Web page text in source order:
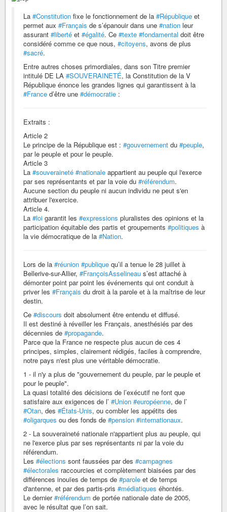
La #Constitution fixe le fonctionnement de la #République et
permet aux #Français de s’épanouir dans une #nation leur
assurant #liberté et #égalité. Ce #texte #fondamental doit être
considéré comme ce que nous, #citoyens, avons de plus
#sacré.
Entre autres choses primordiales, dans son Titre premier
intitulé DE LA #SOUVERAINETÉ, la Constitution de la V
République énonce les grandes lignes qui garantissent à la
#France d’être une #démocratie :
Extraits :
Article 2
Le principe de la République est : #gouvernement du #peuple,
par le peuple et pour le peuple.
Article 3
La #souveraineté #nationale appartient au peuple qui l'exerce
par ses représentants et par la voie du #référendum.
Aucune section du peuple ni aucun individu ne peut s'en
attribuer l'exercice.
Article 4.
La #loi garantit les #expressions pluralistes des opinions et la
participation équitable des partis et groupements #politiques à
la vie démocratique de la #Nation.
Lors de la #réunion #publique qu’il a tenue le 28 juillet à
Bellerive-sur-Allier, #FrançoisAsselineau s’est attaché à
démonter point par point les événements qui ont conduit à
priver les #Français du droit à la parole et à la maîtrise de leur
destin.
Ce #discours doit absolument être entendu et diffusé.
Il est destiné à réveiller les Français, anesthésiés par des
décennies de #propagande.
Parce que la France ne respecte plus aucun de ces 4
principes, simples, clairement rédigés, faciles à comprendre,
notre pays n'est plus une véritable démocratie.
1 - il n'y a plus de "gouvernement du peuple, par le peuple et
pour le peuple".
La quasi totalité des décisions de l’exécutif ne font que
satisfaire aux exigences de l’ #Union #européenne, de l’
#Otan, des #États-Unis, ou combler les appétits des
#oligarques ou des fonds de #pension #internationaux.
2 - La souveraineté nationale n'appartient plus au peuple, qui
ne l'exerce plus par ses représentants ni par la voie du
référendum.
Les #élections sont faussées par des #campagnes
#électorales raccourcies et complètement biaisées par des
différences inouïes de temps de #parole et de temps
d'antenne, et par des partis-pris #médiatiques éhontés.
Le dernier#référendum de portée nationale date de 2005,
avec le résultat que l’on sait.